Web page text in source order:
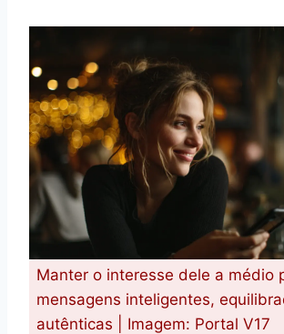
Manter o interesse dele a médio
mensagens inteligentes,
autênticas | Imagem: Portal V17